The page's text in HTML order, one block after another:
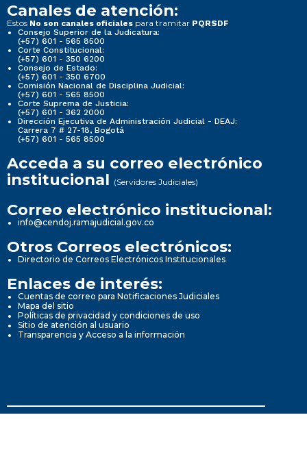
Canales de atención:
Estos No son canales oficiales para tramitar PQRSDF
Consejo Superior de la Judicatura:
(+57) 601 - 565 8500
Corte Constitucional:
(+57) 601 - 350 6200
Consejo de Estado:
(+57) 601 - 350 6700
Comisión Nacional de Disciplina Judicial:
(+57) 601 - 565 8500
Corte Suprema de Justicia:
(+57) 601 - 362 2000
Dirección Ejecutiva de Administración Judicial - DEAJ:
Carrera 7 # 27-18, Bogotá
(+57) 601 - 565 8500
Acceda a su correo electrónico
institucional (Servidores Judiciales)
Correo electrónico institucional:
info@cendoj.ramajudicial.gov.co
Otros Correos electrónicos:
Directorio de Correos Electrónicos Institucionales
Enlaces de interés:
Cuentas de correo para Notificaciones Judiciales
Mapa del sitio
Políticas de privacidad y condiciones de uso
Sitio de atención al usuario
Transparencia y Acceso a la información